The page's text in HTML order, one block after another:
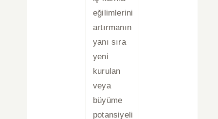
eğilimlerini
artırmanın
yanı sıra
yeni
kurulan
veya
büyüme
potansiyeli